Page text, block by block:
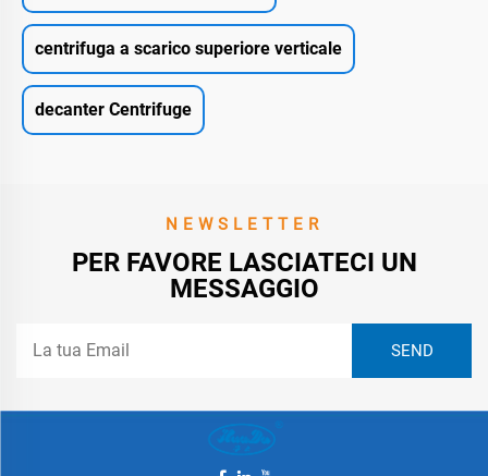
centrifuga a scarico superiore verticale
decanter Centrifuge
NEWSLETTER
PER FAVORE LASCIATECI UN
MESSAGGIO